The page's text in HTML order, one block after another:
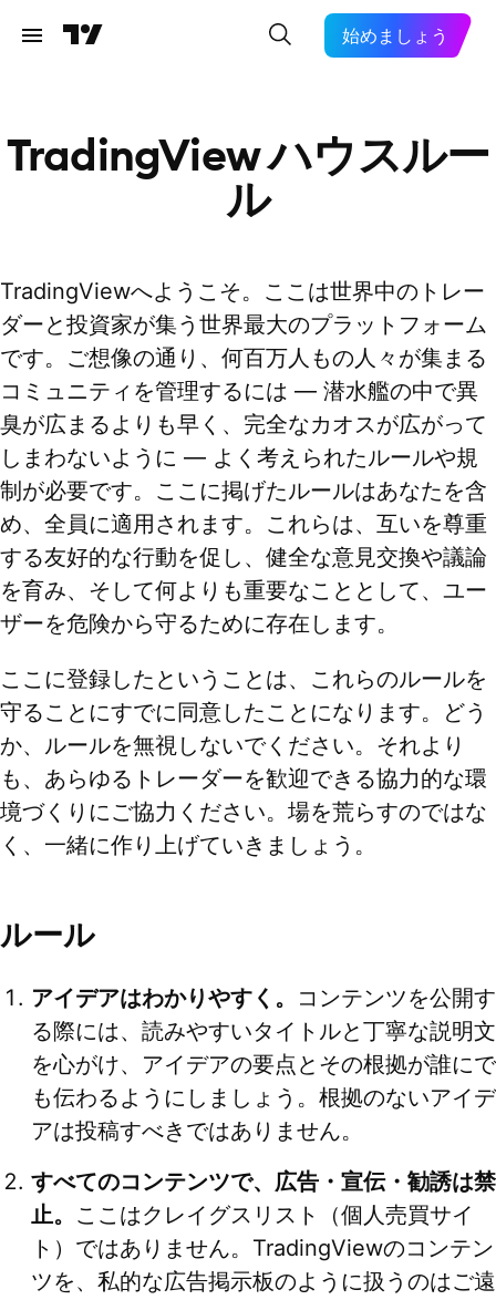
始めましょう
TradingView ハウスルー
ル
TradingViewへようこそ。ここは世界中のトレー
ダーと投資家が集う世界最大のプラットフォーム
です。ご想像の通り、何百万人もの人々が集まる
コミュニティを管理するには — 潜水艦の中で異
臭が広まるよりも早く、完全なカオスが広がって
しまわないように — よく考えられたルールや規
制が必要です。ここに掲げたルールはあなたを含
め、全員に適用されます。これらは、互いを尊重
する友好的な行動を促し、健全な意見交換や議論
を育み、そして何よりも重要なこととして、ユー
ザーを危険から守るために存在します。
ここに登録したということは、これらのルールを
守ることにすでに同意したことになります。どう
か、ルールを無視しないでください。それより
も、あらゆるトレーダーを歓迎できる協力的な環
境づくりにご協力ください。場を荒らすのではな
く、一緒に作り上げていきましょう。
ルール
アイデアはわかりやすく。
コンテンツを公開す
る際には、読みやすいタイトルと丁寧な説明文
を心がけ、アイデアの要点とその根拠が誰にで
も伝わるようにしましょう。根拠のないアイデ
アは投稿すべきではありません。
すべてのコンテンツで、広告・宣伝・勧誘は禁
止。 ここはクレイグスリスト（個人売買サイ
ト）ではありません。TradingViewのコンテン
ツを、私的な広告掲示板のように扱うのはご遠